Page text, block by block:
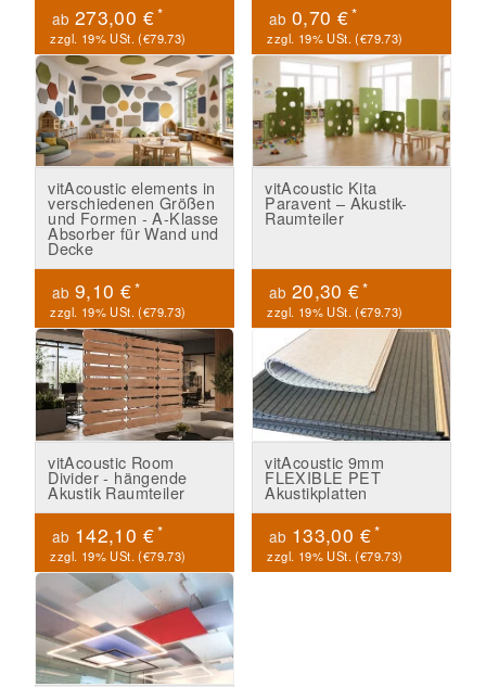
ab 273,00 €*
zzgl. 19% USt. (€79.73)
ab 0,70 €*
zzgl. 19% USt. (€79.73)
vitAcoustic elements in
verschiedenen Größen
und Formen - A-Klasse
Absorber für Wand und
Decke
ab 9,10 €*
zzgl. 19% USt. (€79.73)
vitAcoustic Kita
Paravent – Akustik-
Raumteiler
ab 20,30 €*
zzgl. 19% USt. (€79.73)
vitAcoustic Room
Divider - hängende
Akustik Raumteiler
ab 142,10 €*
zzgl. 19% USt. (€79.73)
vitAcoustic 9mm
FLEXIBLE PET
Akustikplatten
ab 133,00 €*
zzgl. 19% USt. (€79.73)